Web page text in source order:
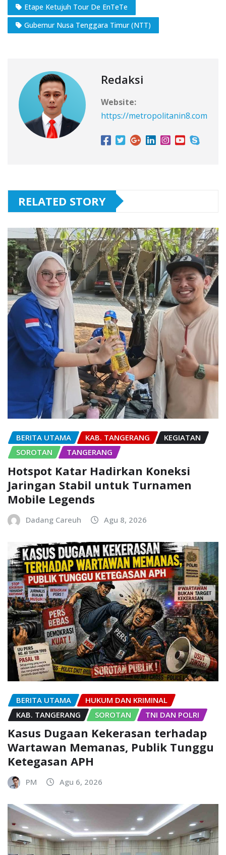
Etape Ketujuh Tour De EnTeTe
Gubernur Nusa Tenggara Timur (NTT)
Redaksi
Website:
https://metropolitanin8.com
RELATED STORY
BERITA UTAMA KAB. TANGERANG
KEGIATAN
SOROTAN
TANGERANG
Hotspot Katar Hadirkan Koneksi
Jaringan Stabil untuk Turnamen
Mobile Legends
Dadang Careuh Agu 8, 2026
BERITA UTAMA
HUKUM DAN KRIMINAL
KAB. TANGERANG
SOROTAN TNI DAN POLRI
Kasus Dugaan Kekerasan terhadap
Wartawan Memanas, Publik Tunggu
Ketegasan APH
PM Agu 6, 2026